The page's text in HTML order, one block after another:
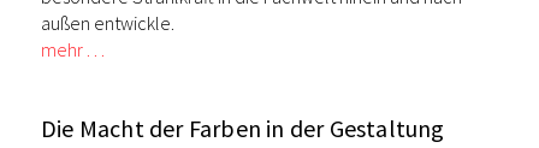
außen entwickle.
mehr …
Die Macht der Farben in der Gestaltung